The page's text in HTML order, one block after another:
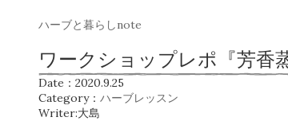
ハーブと暮らしnote
ワークショップレポ『芳香
Date：2020.9.25
Category： ハーブレッスン
Writer:大島